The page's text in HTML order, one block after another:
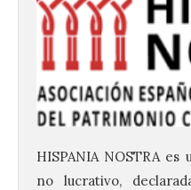
HISPANIA NOSTRA
no lucrativo,